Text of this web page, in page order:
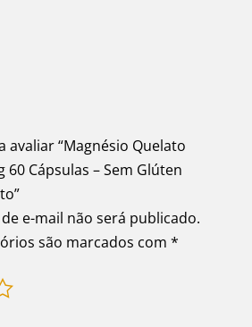
avaliar “Magnésio Quelato
60 Cápsulas – Sem Glúten
e-mail não será publicado.
são marcados com *